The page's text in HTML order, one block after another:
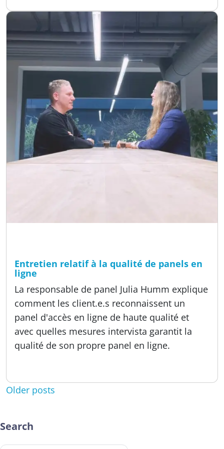
Entretien relatif à la qualité de panels en
ligne
La responsable de panel Julia Humm explique
comment les client.e.s reconnaissent un
panel d'accès en ligne de haute qualité et
avec quelles mesures intervista garantit la
qualité de son propre panel en ligne.
Posts navigation
Older posts
Search